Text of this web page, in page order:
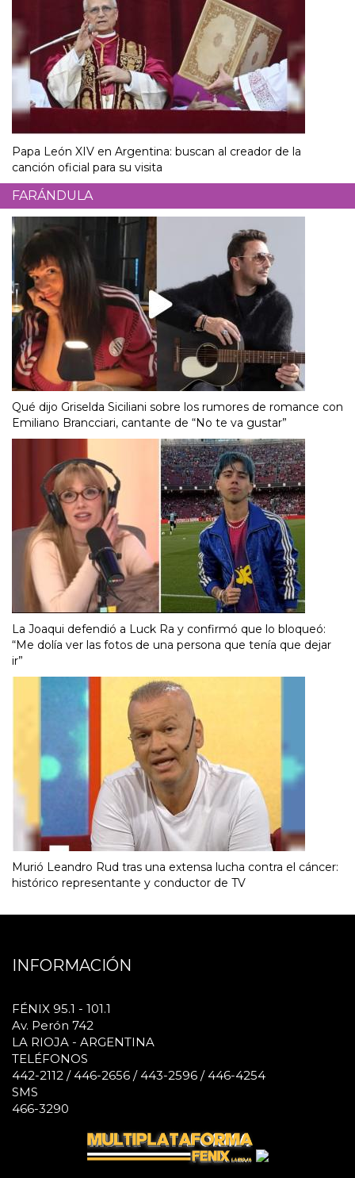
Papa León XIV en Argentina: buscan al creador de la
canción oficial para su visita
FARÁNDULA
Qué dijo Griselda Siciliani sobre los rumores de romance con
Emiliano Brancciari, cantante de “No te va gustar”
La Joaqui defendió a Luck Ra y confirmó que lo bloqueó:
“Me dolía ver las fotos de una persona que tenía que dejar
ir”
Murió Leandro Rud tras una extensa lucha contra el cáncer:
histórico representante y conductor de TV
INFORMACIÓN
FÉNIX 95.1 - 101.1
Av. Perón 742
LA RIOJA - ARGENTINA
TELÉFONOS
442-2112 / 446-2656 / 443-2596 / 446-4254
SMS
466-3290